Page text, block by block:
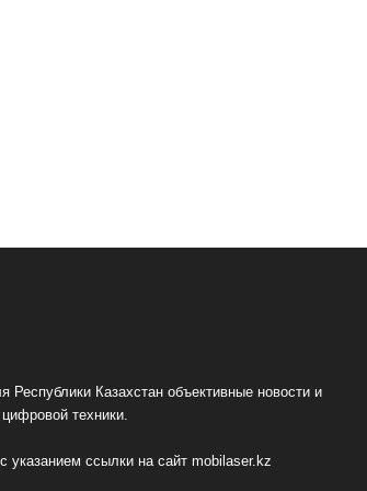
Казахстан объективные новости и
техники.
указанием ссылки на сайт mobilaser.kz